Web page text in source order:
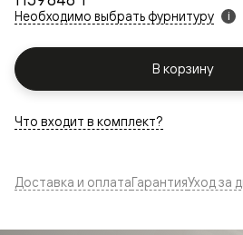
Необходимо выбрать фурнитуру i
В корзину
Что входит в комплект?
Доставка и оплатаГарантияУход за